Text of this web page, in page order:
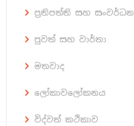
ප්‍රතිපත්ති සහ සංවර්ධන
පුවත් සහ වාර්තා
මතවාද
ලෝකාවලෝකනය
විද්වත් කථිකාව